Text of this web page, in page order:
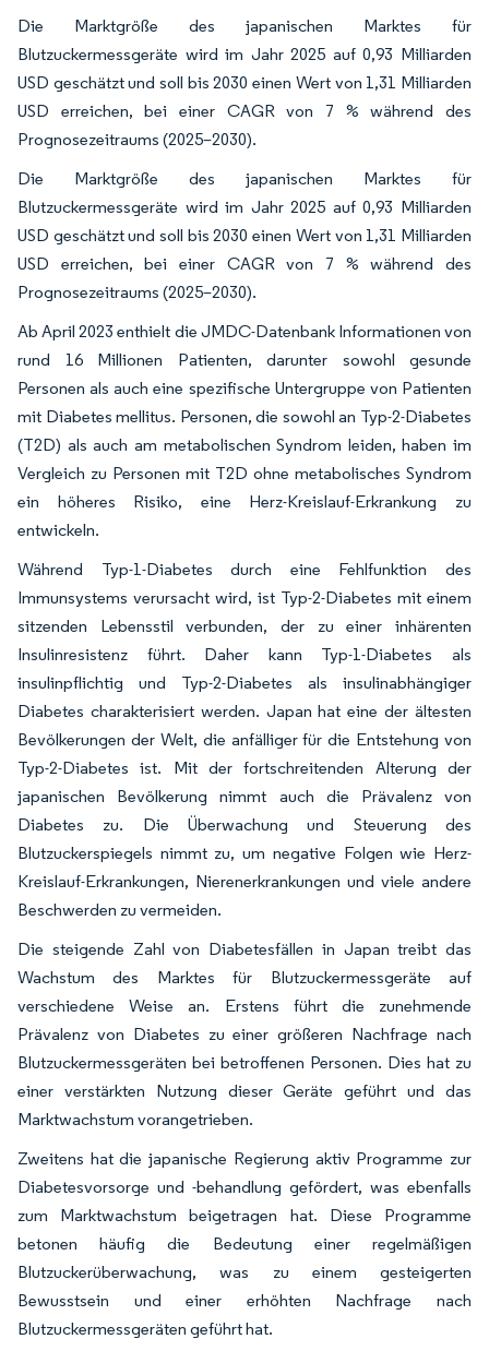
Die Marktgröße des japanischen Marktes für
Blutzuckermessgeräte wird im Jahr 2025 auf 0,93 Milliarden
USD geschätzt und soll bis 2030 einen Wert von 1,31 Milliarden
USD erreichen, bei einer CAGR von 7 % während des
Prognosezeitraums (2025–2030).
Die Marktgröße des japanischen Marktes für
Blutzuckermessgeräte wird im Jahr 2025 auf 0,93 Milliarden
USD geschätzt und soll bis 2030 einen Wert von 1,31 Milliarden
USD erreichen, bei einer CAGR von 7 % während des
Prognosezeitraums (2025–2030).
Ab April 2023 enthielt die JMDC-Datenbank Informationen von
rund 16 Millionen Patienten, darunter sowohl gesunde
Personen als auch eine spezifische Untergruppe von Patienten
mit Diabetes mellitus. Personen, die sowohl an Typ-2-Diabetes
(T2D) als auch am metabolischen Syndrom leiden, haben im
Vergleich zu Personen mit T2D ohne metabolisches Syndrom
ein höheres Risiko, eine Herz-Kreislauf-Erkrankung zu
entwickeln.
Während Typ-1-Diabetes durch eine Fehlfunktion des
Immunsystems verursacht wird, ist Typ-2-Diabetes mit einem
sitzenden Lebensstil verbunden, der zu einer inhärenten
Insulinresistenz führt. Daher kann Typ-1-Diabetes als
insulinpflichtig und Typ-2-Diabetes als insulinabhängiger
Diabetes charakterisiert werden. Japan hat eine der ältesten
Bevölkerungen der Welt, die anfälliger für die Entstehung von
Typ-2-Diabetes ist. Mit der fortschreitenden Alterung der
japanischen Bevölkerung nimmt auch die Prävalenz von
Diabetes zu. Die Überwachung und Steuerung des
Blutzuckerspiegels nimmt zu, um negative Folgen wie Herz-
Kreislauf-Erkrankungen, Nierenerkrankungen und viele andere
Beschwerden zu vermeiden.
Die steigende Zahl von Diabetesfällen in Japan treibt das
Wachstum des Marktes für Blutzuckermessgeräte auf
verschiedene Weise an. Erstens führt die zunehmende
Prävalenz von Diabetes zu einer größeren Nachfrage nach
Blutzuckermessgeräten bei betroffenen Personen. Dies hat zu
einer verstärkten Nutzung dieser Geräte geführt und das
Marktwachstum vorangetrieben.
Zweitens hat die japanische Regierung aktiv Programme zur
Diabetesvorsorge und -behandlung gefördert, was ebenfalls
zum Marktwachstum beigetragen hat. Diese Programme
betonen häufig die Bedeutung einer regelmäßigen
Blutzuckerüberwachung, was zu einem gesteigerten
Bewusstsein und einer erhöhten Nachfrage nach
Blutzuckermessgeräten geführt hat.